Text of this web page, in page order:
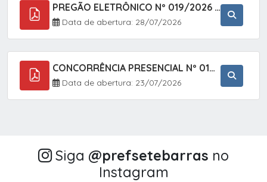
PREGÃO ELETRÔNICO Nº 019/2026 - CONTRATAÇÃO DE EMPRESA ESPECIALIZADA PARA A PRESTAÇÃO DE SERVIÇOS VETERINÁRIOS CLÍNICOS E CIRÚRGICOS, COM FOCO EM AÇÕES DE SAÚDE PÚBLICA, BEM-ESTAR ANIMAL E CONTROLE POPULACIONAL ÉTICO DE CÃES E GATOS, EM ATENDIMENTO À
Data de abertura: 28/07/2026
CONCORRÊNCIA PRESENCIAL Nº 018/2026 - PAVIMENTAÇÃO ASFÁLTICA NO BAIRRO VOTUPOCA ? ESTRADA DA RAPOSA, NO MUNICÍPIO DE SETE BARRAS/SP
Data de abertura: 23/07/2026
Siga @‌prefsetebarras no
Instagram